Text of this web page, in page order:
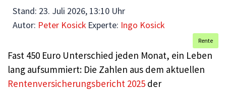
Stand: 23. Juli 2026, 13:10 Uhr
Autor: Peter Kosick Experte: Ingo Kosick
Rente
Fast 450 Euro Unterschied jeden Monat, ein Leben
lang aufsummiert: Die Zahlen aus dem aktuellen
Rentenversicherungsbericht 2025 der